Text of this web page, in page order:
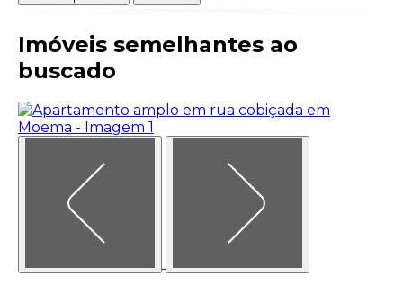
Imóveis semelhantes ao
buscado